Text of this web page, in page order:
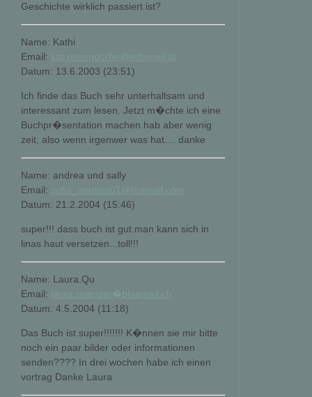
Geschichte wirklich passiert ist?
Name: Kathi
Email:
Datum: 13.6.2003 (23:51)
Ich finde das Buch sehr unterhaltsam und
interessant zum lesen. Jetzt m�chte ich eine
Buchpr�sentation machen hab aber wenig
zeit, also wenn irgenwer was hat.... danke
Name: andrea und sally
Email:
Datum: 21.2.2004 (15:46)
super!!! dass buch ist gut.man kann sich in
linas haut versetzen...toll!!!
Name: Laura.Qu
Email:
Datum: 4.5.2004 (11:18)
Das Buch ist super!!!!!!! K�nnen sie mir bitte
noch ein paar bilder oder informationen
senden???? In drei wochen habe ich einen
vortrag Danke Laura